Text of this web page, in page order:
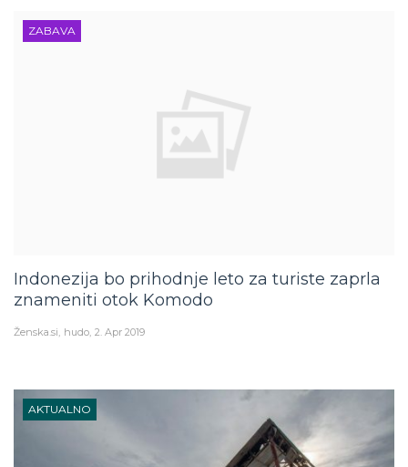
ZABAVA
Indonezija bo prihodnje leto za turiste zaprla
znameniti otok Komodo
Ženska.si hudo 2. Apr 2019
AKTUALNO